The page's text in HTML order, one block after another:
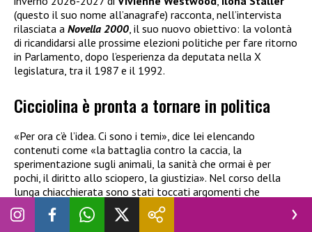
(questo il suo nome all’anagrafe) racconta, nell’intervista
rilasciata a Novella 2000 , il suo nuovo obiettivo: la volontà
di ricandidarsi alle prossime elezioni politiche per fare ritorno
in Parlamento, dopo l’esperienza da deputata nella X
legislatura, tra il 1987 e il 1992.
Cicciolina è pronta a tornare in politica
«Per ora c’è l’idea. Ci sono i temi», dice lei elencando
contenuti come «la battaglia contro la caccia, la
sperimentazione sugli animali, la sanità che ormai è per
pochi, il diritto allo sciopero, la giustizia». Nel corso della
lunga chiacchierata sono stati toccati argomenti che
riguardano il passato (quello politico e quello di attrice di
film porno), il presente, commentando l’operato di